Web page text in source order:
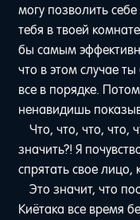
могу позволить
тебя в твоей
бы самым
что в этом случае
все в порядке.
ненавидишь
Что, что, что, что,
значить?! Я
спрятать свое лицо,
Это значит, что
Киётака все время